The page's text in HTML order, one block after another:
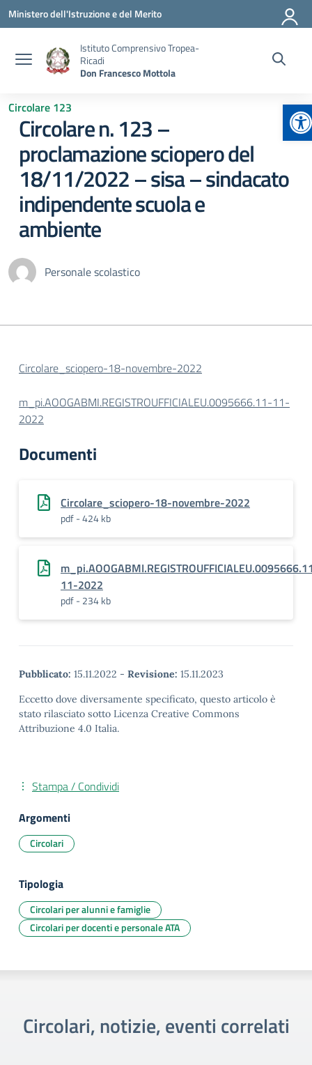
Vai ai contenuti
Vai al menu di navigazione
Vai al footer
Ministero dell'Istruzione e del Merito
Istituto Comprensivo Tropea-
Ricadi
Don Francesco Mottola
Circolare 123
Circolare n. 123 –
proclamazione sciopero del
18/11/2022 – sisa – sindacato
indipendente scuola e
ambiente
Personale scolastico
Circolare_sciopero-18-novembre-2022
m_pi.AOOGABMI.REGISTROUFFICIALEU.0095666.11-11-
2022
Documenti
Circolare_sciopero-18-novembre-2022
pdf - 424 kb
11-2022
pdf - 234 kb
Pubblicato: 15.11.2022 - Revisione: 15.11.2023
Eccetto dove diversamente specificato, questo articolo è
stato rilasciato sotto Licenza Creative Commons
Attribuzione 4.0 Italia.
Stampa / Condividi
Argomenti
Circolari
Tipologia
Circolari per alunni e famiglie
Circolari per docenti e personale ATA
Circolari, notizie, eventi correlati